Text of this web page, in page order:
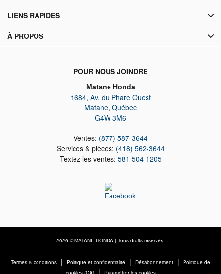
POUR NOUS JOINDRE
Matane Honda
1684, Av. du Phare Ouest
Matane, Québec
G4W 3M6
Ventes: (877) 587-3644
Services & pièces: (418) 562-3644
Textez les ventes: 581 504-1205
LIENS RAPIDES
À PROPOS
2026 © MATANE HONDA | Tous droits réservés.
Termes & conditions | Politique et confidentialité | Désabonnement |
Politique de
cookies (CA)| Paramétrer les cookies